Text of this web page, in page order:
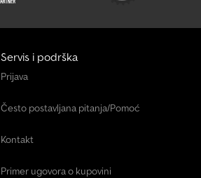
Servis i podrška
Prijava
Često postavljana pitanja/Pomoć
Kontakt
Primer ugovora o kupovini